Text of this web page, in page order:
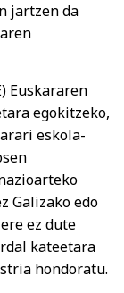
jartzen da
Euskararen
egokitzeko,
eskola-
Galizako edo
ez dute
kateetara
hondoratu.